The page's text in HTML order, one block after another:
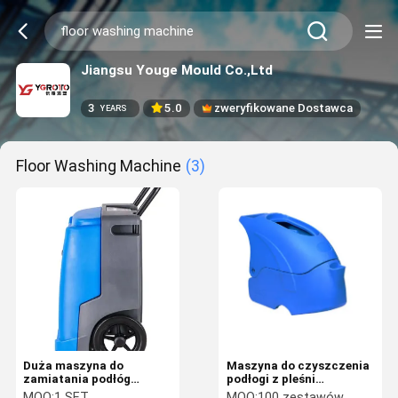
Jiangsu Youge Mould Co.,Ltd
3 YEARS 5.0 zweryfikowane Dostawca
Floor Washing Machine (3)
Duża maszyna do
zamiatania podłóg
Maszyna do prania
Maszyna do czyszczenia
podłogi z pleśni
aluminiowej Muszelka